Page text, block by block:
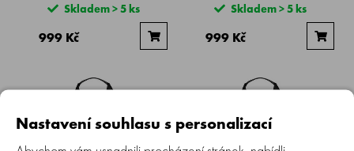
Skladem > 5 ks
999 Kč
Skladem > 5 ks
999 Kč
Nastavení souhlasu s personalizací